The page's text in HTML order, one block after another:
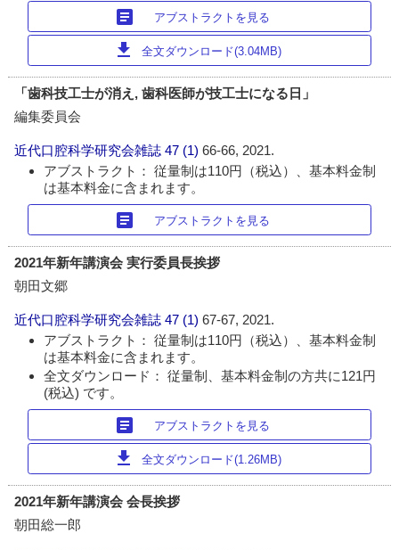
article アブストラクトを見る
download 全文ダウンロード(3.04MB)
「歯科技工士が消え, 歯科医師が技工士になる日」
編集委員会
近代口腔科学研究会雑誌 47 (1)66-66, 2021.
アブストラクト： 従量制は110円（税込）、基本料金制
は基本料金に含まれます。
article アブストラクトを見る
2021年新年講演会 実行委員長挨拶
朝田文郷
近代口腔科学研究会雑誌 47 (1)67-67, 2021.
アブストラクト： 従量制は110円（税込）、基本料金制
は基本料金に含まれます。
全文ダウンロード： 従量制、基本料金制の方共に121円
(税込) です。
article アブストラクトを見る
download 全文ダウンロード(1.26MB)
2021年新年講演会 会長挨拶
朝田総一郎